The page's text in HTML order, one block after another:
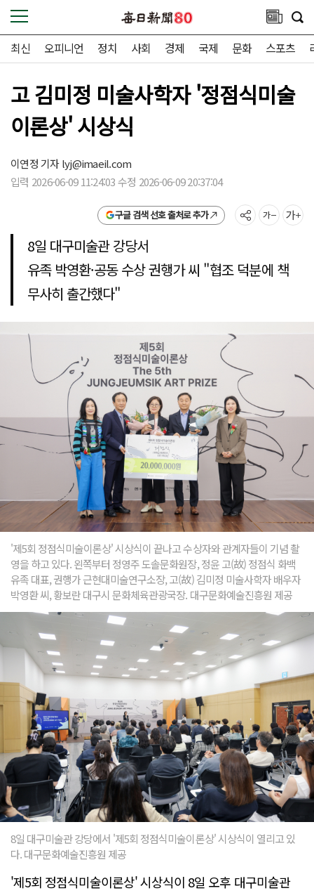
최신 오피니언 정치 사회 경제 국제 문화 스포츠
고 김미정 미술사학자 '정점식미술
이론상' 시상식
이연정 기자lyj@imaeil.com
입력 2026-06-09 11:24:03 수정 2026-06-09 20:37:04
구글 검색 선호 출처로 추가
8일 대구미술관 강당서
유족 박영환·공동 수상 권행가 씨 "협조 덕분에 책
무사히 출간했다"
'제5회 정점식미술이론상' 시상식이 끝나고 수상자와 관계자들이 기념 촬
영을 하고 있다. 왼쪽부터 정영주 도솔문화원장, 정윤 고(故) 정점식 화백
유족 대표, 권행가 근현대미술연구소장, 고(故) 김미정 미술사학자 배우자
박영환 씨, 황보란 대구시 문화체육관광국장. 대구문화예술진흥원 제공
8일 대구미술관 강당에서 '제5회 정점식미술이론상' 시상식이 열리고 있
다. 대구문화예술진흥원 제공
'제5회 정점식미술이론상' 시상식이 8일 오후 대구미술관